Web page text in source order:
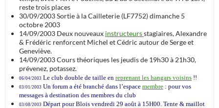
reste trois places
30/09/2003Sortie à la Cailleterie (LF7752) dimanche 5
octobre 2003
14/09/2003 Deux nouveaux instructeursstagiaires, Alexandre
& Frédéric renforcent Michel et Cédric autour de Serge et
Geneviève.
14/09/2003Cours théoriques les jeudis de 19h30 à 21h30,
prévenez, potassez.
06/04/2003 Le club double de taille en reprenant les hangars voisins !!
03/01/2003 Un forum a été branché dans l’espace membre : pour vos
messages à destination des membres du club
03/08/2003 Départ pour Blois vendredi 29 août à 15H00. Tente & maillot